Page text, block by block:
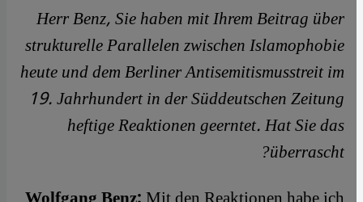
Herr Benz, Sie haben mit Ihrem Beitrag über
strukturelle Parallelen zwischen Islamophobie
heute und dem Berliner Antisemitismusstreit im
19. Jahrhundert in der Süddeutschen Zeitung
heftige Reaktionen geerntet. Hat Sie das
überrascht?